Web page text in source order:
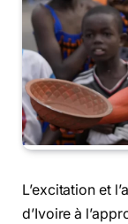
L’excitation et
d’Ivoire à